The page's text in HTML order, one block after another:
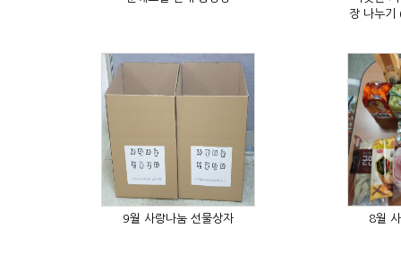
9월 사랑나눔 선물상자 8월